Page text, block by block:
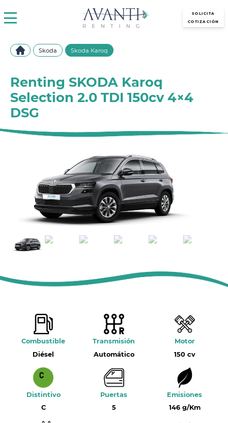
SOLICITA
COTIZACIÓN
Skoda Skoda Karoq
Renting SKODA Karoq
Selection 2.0 TDI 150cv 4×4
DSG
Combustible
Diésel
Transmisión
Automático
Motor
150 cv
Distintivo
C
Puertas
5
Emisiones
146 g/Km